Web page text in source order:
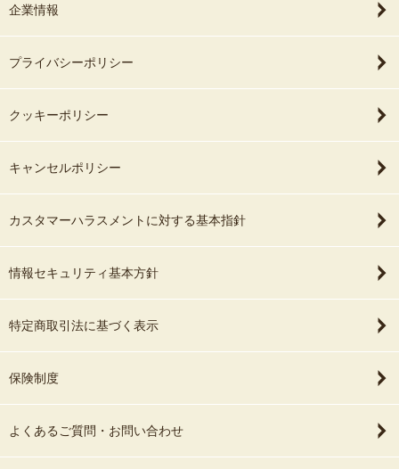
企業情報
プライバシーポリシー
クッキーポリシー
キャンセルポリシー
カスタマーハラスメントに対する基本指針
情報セキュリティ基本方針
特定商取引法に基づく表示
保険制度
よくあるご質問・お問い合わせ